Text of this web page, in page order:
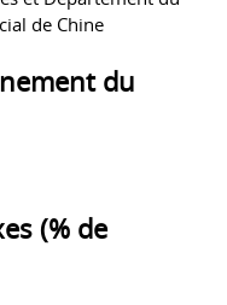
de Chine
du
(% de